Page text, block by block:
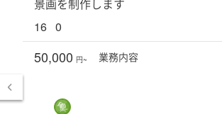
景画を制作します
16 0
50,000 円~ 業務内容